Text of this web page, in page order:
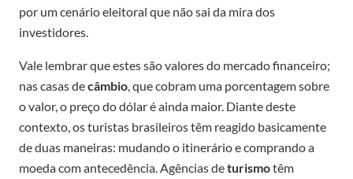
por um cenário eleitoral que não sai da mira dos
investidores.
Vale lembrar que estes são valores do mercado financeiro;
nas casas decâmbio , que cobram uma porcentagem sobre
o valor, o preço do dólar é ainda maior. Diante deste
contexto, os turistas brasileiros têm reagido basicamente
de duas maneiras: mudando o itinerário e comprando a
moeda com antecedência. Agências deturismotêm